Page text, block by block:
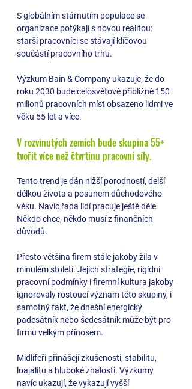
S globálním stárnutím populace se
organizace potýkají s novou realitou:
starší pracovníci se stávají klíčovou
součástí pracovního trhu.
Výzkum Bain & Company ukazuje, že do
roku 2030 bude celosvětově přibližně 150
milionů pracovních míst obsazeno lidmi ve
věku 55 let a více.
V rozvinutých zemích bude skupina 55+
tvořit více než čtvrtinu pracovní síly.
Tento trend je dán nižší porodností, delší
délkou života a posunem důchodového
věku. Navíc řada lidí pracuje ještě déle.
Někdo chce, někdo musí z finančních
důvodů.
Přesto většina firem stále jakoby žila v
minulém století. Jejich strategie, rigidní
pracovní podmínky i firemní kultura jakoby
ignorovaly rostoucí význam této skupiny, i
samotný fakt, že dnešní energický
padesátník nebo šedesátník může být pro
firmu velkým přínosem.
Midlifeři přinášejí zkušenosti, stabilitu,
loajalitu a hluboké znalosti. Výzkumy
navíc ukazují, že vykazují vyšší